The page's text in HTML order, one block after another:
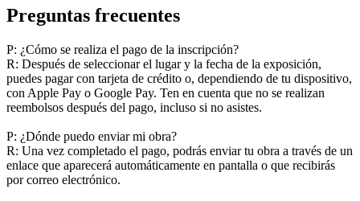
Preguntas frecuentes
P: ¿Cómo se realiza el pago de la inscripción?
R: Después de seleccionar el lugar y la fecha de la exposición,
puedes pagar con tarjeta de crédito o, dependiendo de tu dispositivo,
con Apple Pay o Google Pay. Ten en cuenta que no se realizan
reembolsos después del pago, incluso si no asistes.
P: ¿Dónde puedo enviar mi obra?
R: Una vez completado el pago, podrás enviar tu obra a través de un
enlace que aparecerá automáticamente en pantalla o que recibirás
por correo electrónico.